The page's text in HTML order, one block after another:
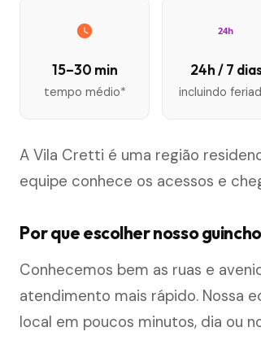
15–30 min
tempo médio*
24h
24h / 7
incluindo
A Vila Cretti é uma região
equipe conhece os acessos e
Por que escolher nosso
Conhecemos bem as ruas e
atendimento mais rápido. Nossa
local em poucos minutos, dia ou